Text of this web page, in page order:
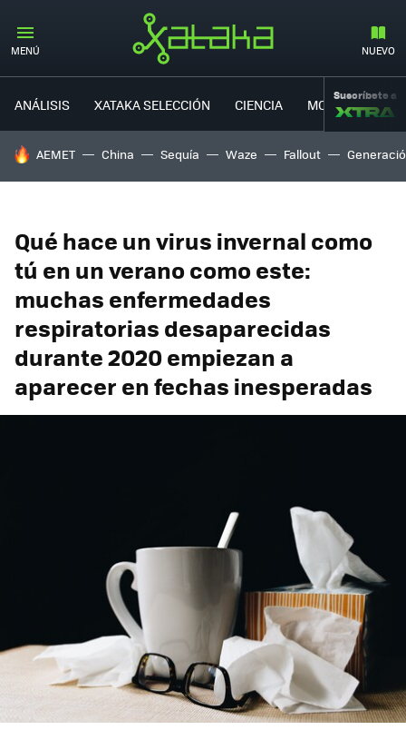
MENÚ NUEVO
ANÁLISIS XATAKA SELECCIÓN CIENCIA MOVILIDAD
Suscríbete a
HOY SE HABLA DE
AEMET China Sequía Waze Fallout
Qué hace un virus invernal como
tú en un verano como este:
muchas enfermedades
respiratorias desaparecidas
durante 2020 empiezan a
aparecer en fechas inesperadas